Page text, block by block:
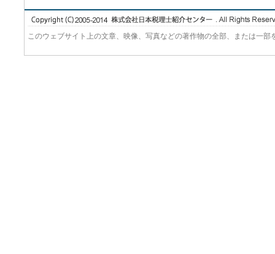
このウェブサイト上の文章、映像、写真などの著作物の全部、または一